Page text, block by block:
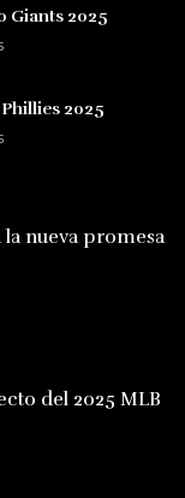
Giants 2025
2025
la nueva promesa
del 2025 MLB